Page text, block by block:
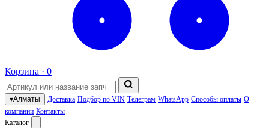
Корзина · 0
▾Алматы Доставка Подбор по VIN Телеграм WhatsApp Способы оплаты О
компании Контакты
Каталог